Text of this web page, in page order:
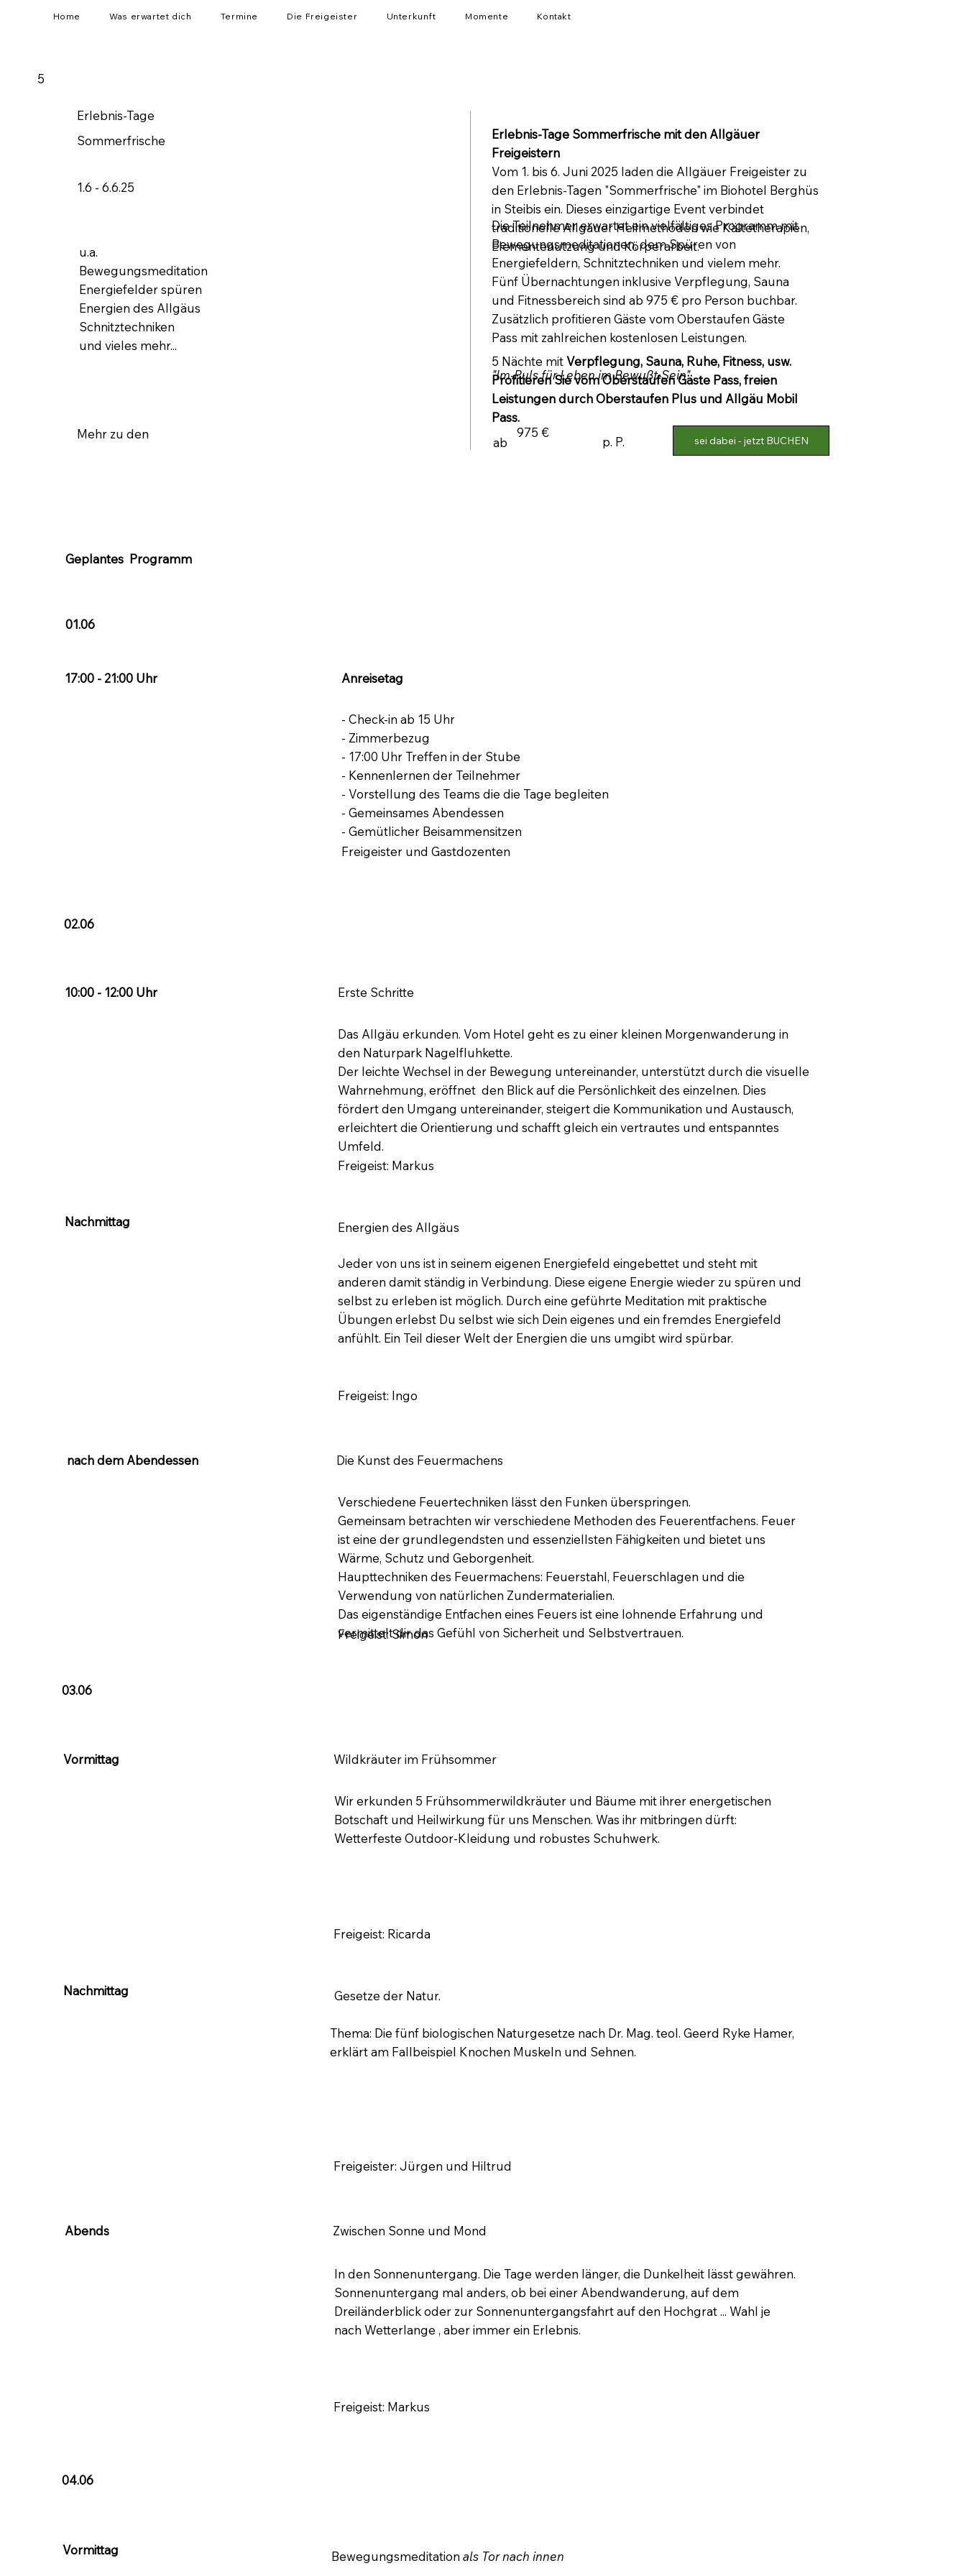
Home Was erwartet dich Termine Die Freigeister Unterkunft Momente Kontakt
5
Erlebnis-Tage
Sommerfrische
Erlebnis-Tage Sommerfrische mit den Allgäuer
Freigeistern
Vom 1. bis 6. Juni 2025 laden die Allgäuer Freigeister zu
den Erlebnis-Tagen "Sommerfrische" im Biohotel Berghüs
in Steibis ein. Dieses einzigartige Event verbindet
traditionelle Allgäuer Heilmethoden wie Kältetherapien,
Elementenutzung und Körperarbeit.
1.6 - 6.6.25
Die Teilnehmer erwartet ein vielfältiges Programm mit
Bewegungsmeditationen, dem Spüren von
Energiefeldern, Schnitztechniken und vielem mehr.
Fünf Übernachtungen inklusive Verpflegung, Sauna
und Fitnessbereich sind ab 975 € pro Person buchbar.
Zusätzlich profitieren Gäste vom Oberstaufen Gäste
Pass mit zahlreichen kostenlosen Leistungen.
"Im-Puls für Leben im Bewußt-Sein"
u.a.
Bewegungsmeditation
Energiefelder spüren
Energien des Allgäus
Schnitztechniken
und vieles mehr...
5 Nächte mitVerpflegung, Sauna, Ruhe, Fitness, usw.
Profitieren Sie vom Oberstaufen Gäste Pass, freien
Leistungen durch Oberstaufen Plus und Allgäu Mobil
Pass.
ab
975 €
p. P. sei dabei - jetzt BUCHEN
Mehr zu den
Geplantes Programm
01.06
17:00 - 21:00 Uhr
02.06
10:00 - 12:00 Uhr
Nachmittag
nach dem Abendessen
03.06
Vormittag
Nachmittag
Abends
Anreisetag
- Check-in ab 15 Uhr
- Zimmerbezug
- 17:00 Uhr Treffen in der Stube
- Kennenlernen der Teilnehmer
- Vorstellung des Teams die die Tage begleiten
- Gemeinsames Abendessen
- Gemütlicher Beisammensitzen
Freigeister und Gastdozenten
Erste Schritte
Das Allgäu erkunden. Vom Hotel geht es zu einer kleinen Morgenwanderung in
den Naturpark Nagelfluhkette.
Der leichte Wechsel in der Bewegung untereinander, unterstützt durch die visuelle
Wahrnehmung, eröffnet den Blick auf die Persönlichkeit des einzelnen. Dies
fördert den Umgang untereinander, steigert die Kommunikation und Austausch,
erleichtert die Orientierung und schafft gleich ein vertrautes und entspanntes
Umfeld.
Freigeist: Markus
Energien des Allgäus
Jeder von uns ist in seinem eigenen Energiefeld eingebettet und steht mit
anderen damit ständig in Verbindung. Diese eigene Energie wieder zu spüren und
selbst zu erleben ist möglich. Durch eine geführte Meditation mit praktische
Übungen erlebst Du selbst wie sich Dein eigenes und ein fremdes Energiefeld
anfühlt. Ein Teil dieser Welt der Energien die uns umgibt wird spürbar.
Freigeist: Ingo
Die Kunst des Feuermachens
Verschiedene Feuertechniken lässt den Funken überspringen.
Gemeinsam betrachten wir verschiedene Methoden des Feuerentfachens. Feuer
ist eine der grundlegendsten und essenziellsten Fähigkeiten und bietet uns
Wärme, Schutz und Geborgenheit.
Haupttechniken des Feuermachens: Feuerstahl, Feuerschlagen und die
Verwendung von natürlichen Zundermaterialien.
Das eigenständige Entfachen eines Feuers ist eine lohnende Erfahrung und
vermittelt dir das Gefühl von Sicherheit und Selbstvertrauen.
Freigeist: Simon
Wildkräuter im Frühsommer
Wir erkunden 5 Frühsommerwildkräuter und Bäume mit ihrer energetischen
Botschaft und Heilwirkung für uns Menschen. Was ihr mitbringen dürft:
Wetterfeste Outdoor-Kleidung und robustes Schuhwerk.
Freigeist: Ricarda
Gesetze der Natur.
Thema: Die fünf biologischen Naturgesetze nach Dr. Mag. teol. Geerd Ryke Hamer,
erklärt am Fallbeispiel Knochen Muskeln und Sehnen.
Freigeister: Jürgen und Hiltrud
Zwischen Sonne und Mond
In den Sonnenuntergang. Die Tage werden länger, die Dunkelheit lässt gewähren.
Sonnenuntergang mal anders, ob bei einer Abendwanderung, auf dem
Dreiländerblick oder zur Sonnenuntergangsfahrt auf den Hochgrat ... Wahl je
nach Wetterlange , aber immer ein Erlebnis.
Freigeist: Markus
04.06
Vormittag Bewegungsmeditation als Tor nach innen